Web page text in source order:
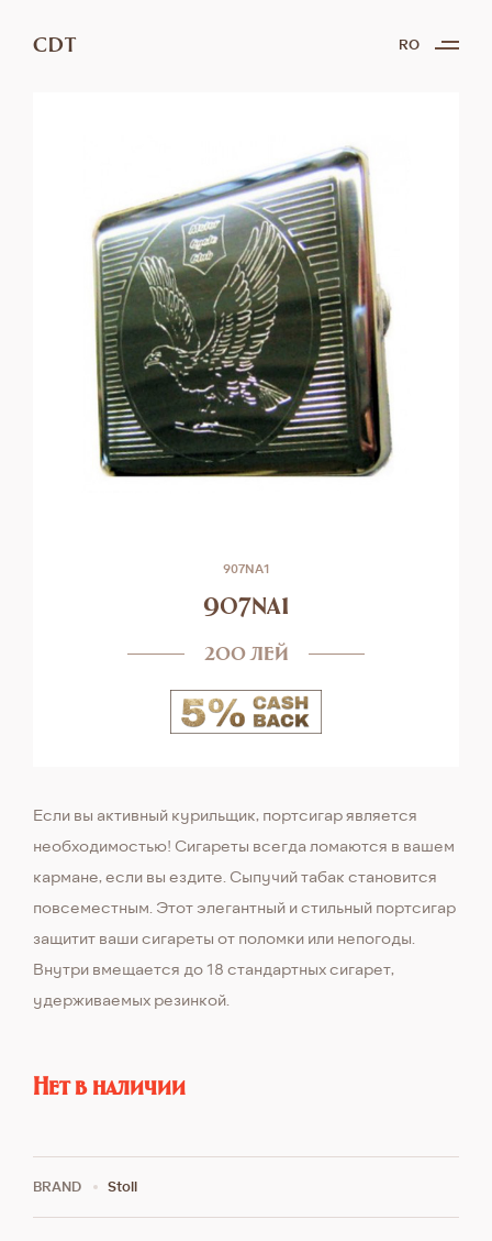
CDT RO
907NA1
907na1
200 лей
Если вы активный курильщик, портсигар является
необходимостью! Сигареты всегда ломаются в вашем
кармане, если вы ездите. Сыпучий табак становится
повсеместным. Этот элегантный и стильный портсигар
защитит ваши сигареты от поломки или непогоды.
Внутри вмещается до 18 стандартных сигарет,
удерживаемых резинкой.
Нет в наличии
BRAND Stoll